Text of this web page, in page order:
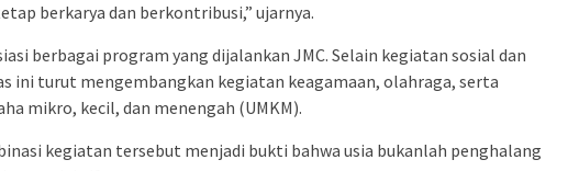
berkarya dan berkontribusi,” ujarnya.
berbagai program yang dijalankan JMC. Selain kegiatan sosial dan
ini turut mengembangkan kegiatan keagamaan, olahraga, serta
mikro, kecil, dan menengah (UMKM).
kegiatan tersebut menjadi bukti bahwa usia bukanlah penghalang